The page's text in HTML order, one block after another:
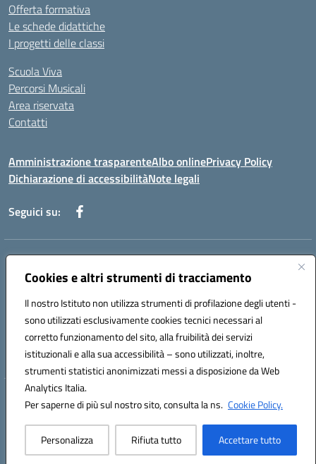
Cookies e altri strumenti di tracciamento
Il nostro Istituto non utilizza strumenti di profilazione degli utenti -
sono utilizzati esclusivamente cookies tecnici necessari al
corretto funzionamento del sito, alla fruibilità dei servizi
istituzionali e alla sua accessibilità – sono utilizzati, inoltre,
strumenti statistici anonimizzati messi a disposizione da Web
Analytics Italia.
Per saperne di più sul nostro sito, consulta la ns. Cookie Policy.
Personalizza Rifiuta tutto Accettare tutto
Offerta formativa
Le schede didattiche
I progetti delle classi
Scuola Viva
Percorsi Musicali
Area riservata
Contatti
Amministrazione trasparenteAlbo onlinePrivacy Policy
Dichiarazione di accessibilitàNote legali
Seguici su:
Indirizzo:
Centralino:089868360 Email:saic857007@istruzione.it
Codice fiscale: 80025860653
Codice meccanografico:
SAIC857007
Codice Indice delle Pubbliche Amministrazioni (IPA): istsc_saic857007
Hosting & Powered by 3D Solution S.r.l.
Concept & Design by Designers Italia